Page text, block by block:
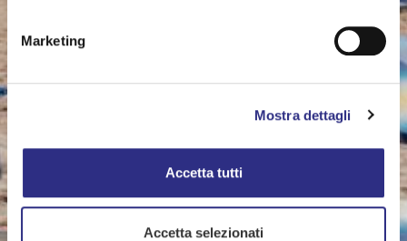
Marketing
Mostra dettagli
Accetta tutti
Accetta selezionati